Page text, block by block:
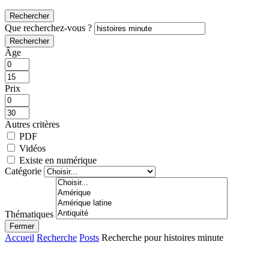
Rechercher
Que recherchez-vous ?
Rechercher
Âge
Prix
Autres critères
PDF
Vidéos
Existe en numérique
Catégorie
Thématiques
Fermer
Accueil Recherche Posts Recherche pour histoires minute